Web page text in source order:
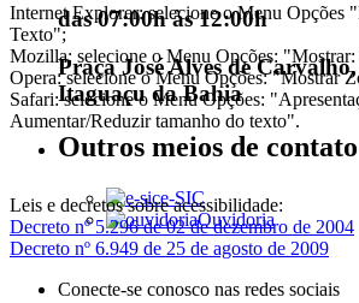
das 07:00h às 12:00h
Praça José Alves de
Itaguaçu da Bahia
Outros meios de contato
e-SIC
Ouvidoria
Internet Explorer: selecione o Menu Opções
Texto";
Mozilla: selecione o Menu Opções:
Opera: selecione o Menu Opções: "Mostrar
Safari: selecione o Menu Opções:
Aumentar/Reduzir tamanho do texto".
Leis e decretos sobre acessibilidade:
Decreto nº 5.296 de 02 de dezembro de 2004
Decreto nº 6.949 de 25 de agosto de 2009
Conecte-se conosco nas redes sociais